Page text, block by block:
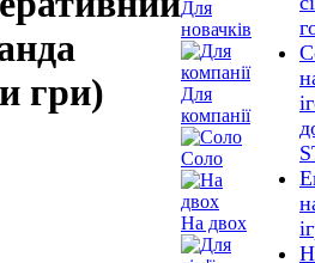
гри)
Для
новачків
Для
компанії
Соло
На двох